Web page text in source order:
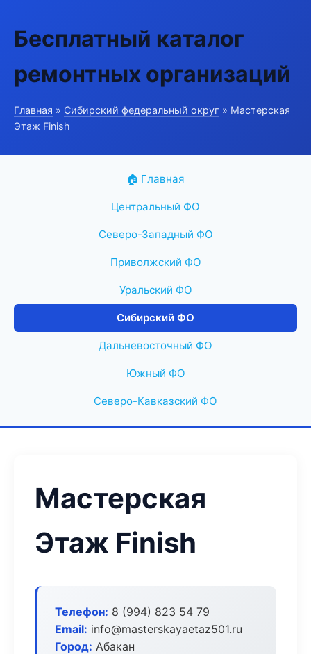
Бесплатный каталог
ремонтных организаций
Главная » Сибирский федеральный округ » Мастерская
Этаж Finish
🏠 Главная
Центральный ФО
Северо-Западный ФО
Приволжский ФО
Уральский ФО
Сибирский ФО
Дальневосточный ФО
Южный ФО
Северо-Кавказский ФО
Мастерская
Этаж Finish
Телефон: 8 (994) 823 54 79
Email: info@masterskayaetaz501.ru
Город: Абакан